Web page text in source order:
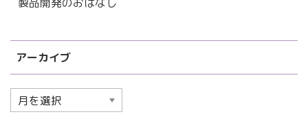
アーカイブ
ア
ー